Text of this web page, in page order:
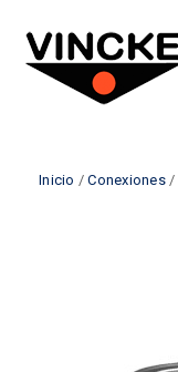
Inicio /Conexiones/